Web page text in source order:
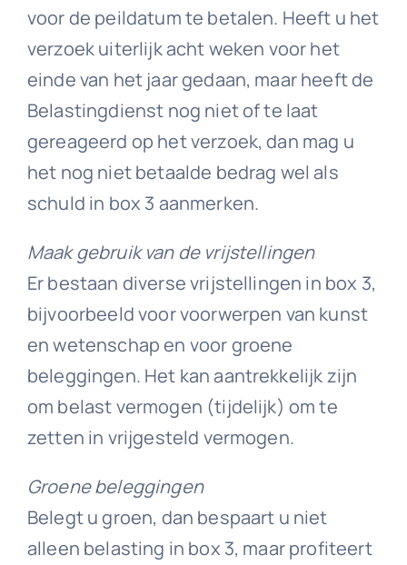
voor de peildatum te betalen. Heeft u het
verzoek uiterlijk acht weken voor het
einde van het jaar gedaan, maar heeft de
Belastingdienst nog niet of te laat
gereageerd op het verzoek, dan mag u
het nog niet betaalde bedrag wel als
schuld in box 3 aanmerken.
Maak gebruik van de vrijstellingen
Er bestaan diverse vrijstellingen in box 3,
bijvoorbeeld voor voorwerpen van kunst
en wetenschap en voor groene
beleggingen. Het kan aantrekkelijk zijn
om belast vermogen (tijdelijk) om te
zetten in vrijgesteld vermogen.
Groene beleggingen
Belegt u groen, dan bespaart u niet
alleen belasting in box 3, maar profiteert